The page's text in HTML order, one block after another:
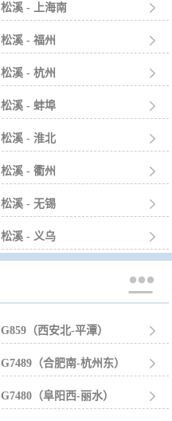
松溪 - 上海南 
松溪 - 福州 
松溪 - 杭州 
松溪 - 蚌埠 
松溪 - 淮北 
松溪 - 衢州 
松溪 - 无锡 
松溪 - 义乌 

G859（西安北-平潭） 
G7489（合肥南-杭州东） 
G7480（阜阳西-丽水） 